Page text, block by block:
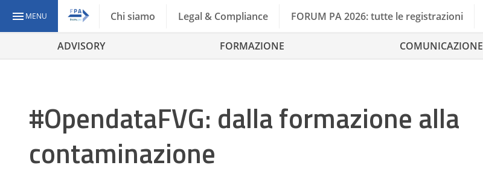
MENU Chi siamo Legal & Compliance FORUM PA 2026: tutte le registrazioni
ADVISORY FORMAZIONE COMUNICAZIONE
#OpendataFVG: dalla formazione alla
contaminazione